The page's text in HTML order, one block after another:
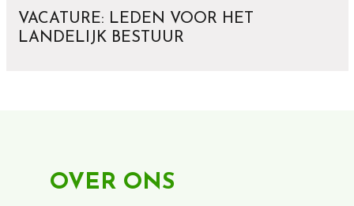
VACATURE: LEDEN VOOR HET
LANDELIJK BESTUUR
OVER ONS